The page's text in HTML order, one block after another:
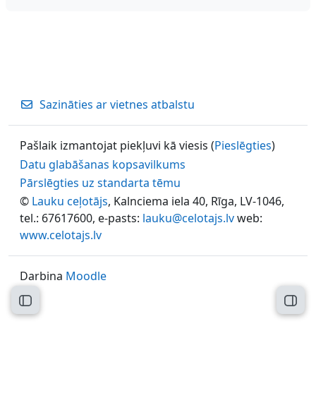
Atvērt kursu indeksu
Sazināties ar vietnes atbalstu
Pašlaik izmantojat piekļuvi kā viesis (Pieslēgties)
Datu glabāšanas kopsavilkums
Pārslēgties uz standarta tēmu
© Lauku ceļotājs, Kalnciema iela 40, Rīga, LV-1046,
tel.: 67617600, e-pasts: lauku@celotajs.lvweb:
www.celotajs.lv
Darbina Moodle